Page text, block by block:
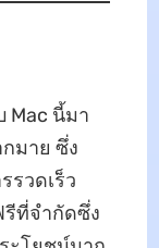
Mac นี้มา
มาย ซึ่ง
รวดเร็ว
รีที่จำกัดซึ่ง